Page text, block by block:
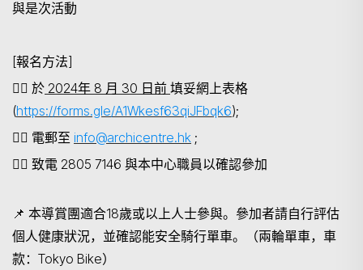
與是次活動
[報名方法]
👉🏻 於 2024年 8 月 30 日前 填妥網上表格
(https://forms.gle/A1Wkesf63qiJFbqk6);
👉🏻 電郵至 info@archicentre.hk ;
👉🏻 致電 2805 7146 與本中心職員以確認參加
📌 本導賞團適合18歲或以上人士參與。參加者請自行評估
個人健康狀況，並確認能安全騎行單車。（兩輪單車，車
款：Tokyo Bike）